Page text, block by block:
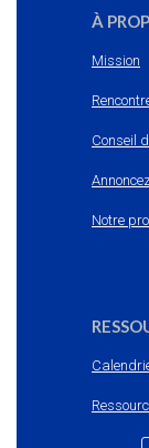
À
Mission
Conseil
Notre